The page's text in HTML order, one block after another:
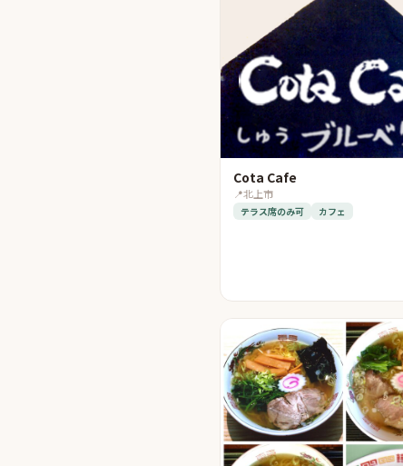
Cota Cafe
📍北上市
テラス席のみ可 カフェ